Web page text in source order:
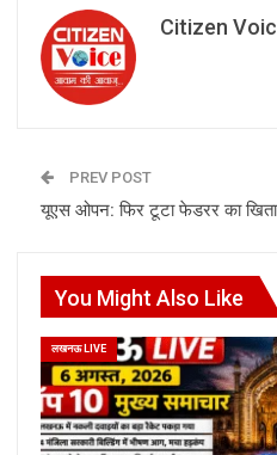
Citizen
PREV POST
यूएस ओपन: फिर टूटा फेडरर का
You Might Also Like
लखनऊ LIVE